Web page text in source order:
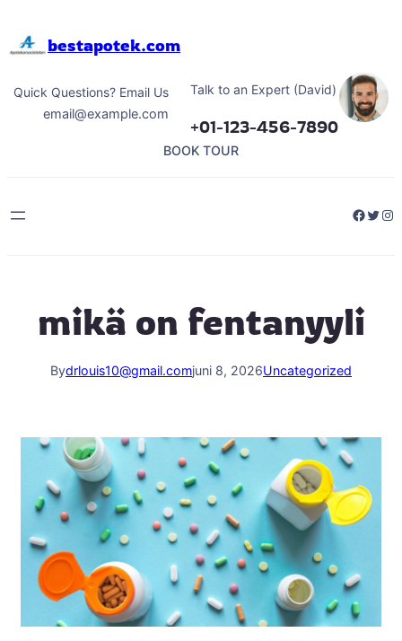
bestapotek.com
Quick Questions? Email Us
email@example.com
Talk to an Expert (David)
+01-123-456-7890
BOOK TOUR
mikä on fentanyyli
Bydrlouis10@gmail.comjuni 8, 2026Uncategorized